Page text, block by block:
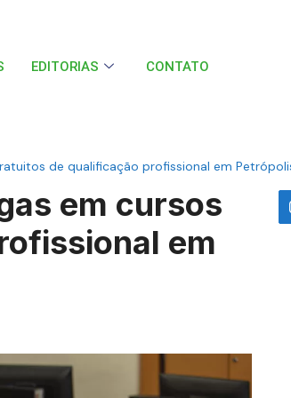
EDITORIAS CONTATO
de qualificação profissional em
em cursos
em